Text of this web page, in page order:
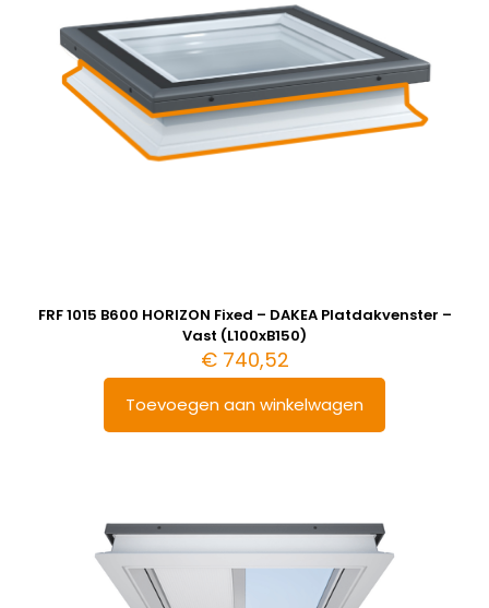
FRF 1015 B600 HORIZON Fixed – DAKEA Platdakvenster –
Vast (L100xB150)
€740,52
Toevoegen aan winkelwagen